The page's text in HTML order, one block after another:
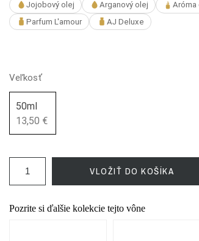
Jojobový olej Arganový olej
Parfum L'amour
AJ Deluxe
Veľkosť
50ml
13,50 €
VLOŽIŤ DO KOŠÍKA
Pozrite si ďalšie kolekcie tejto vône